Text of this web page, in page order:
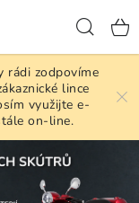
rádi zodpovíme
lince
využijte e-
on-line.